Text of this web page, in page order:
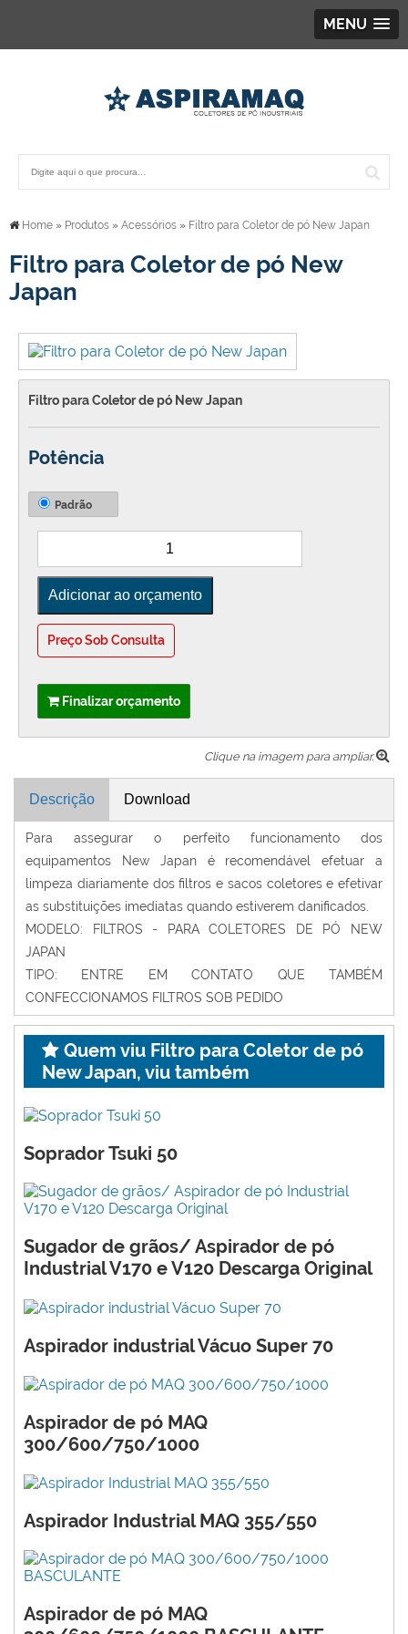
MENU
Home » Produtos » Acessórios » Filtro para Coletor de pó New Japan
Filtro para Coletor de pó New
Japan
Filtro para Coletor de pó New Japan
Potência
Padrão
Preço Sob Consulta
Finalizar orçamento
Clique na imagem para ampliar.
Descrição Download
Para assegurar o perfeito funcionamento dos
equipamentos New Japan é recomendável efetuar a
limpeza diariamente dos filtros e sacos coletores e efetivar
as substituições imediatas quando estiverem danificados.
MODELO: FILTROS - PARA COLETORES DE PÓ NEW
JAPAN
TIPO: ENTRE EM CONTATO QUE TAMBÉM
CONFECCIONAMOS FILTROS SOB PEDIDO
Quem viu Filtro para Coletor de pó
New Japan, viu também
Soprador Tsuki 50
Sugador de grãos/ Aspirador de pó
Industrial V170 e V120 Descarga Original
Aspirador industrial Vácuo Super 70
Aspirador de pó MAQ
300/600/750/1000
Aspirador Industrial MAQ 355/550
Aspirador de pó MAQ